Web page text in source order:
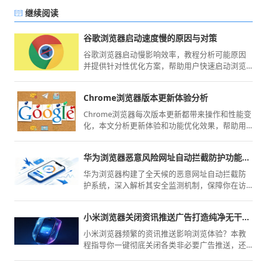
继续阅读
谷歌浏览器启动速度慢的原因与对策
谷歌浏览器启动慢影响效率，教程分析可能原因
并提供针对性优化方案，帮助用户快速启动浏览
Chrome浏览器版本更新体验分析
Chrome浏览器每次版本更新都带来操作和性能变
化，本文分析更新体验和功能优化效果，帮助用
华为浏览器恶意风险网址自动拦截防护功能详解
华为浏览器构建了全天候的恶意网址自动拦截防
护系统，深入解析其安全监测机制，保障你在访
小米浏览器关闭资讯推送广告打造纯净无干扰浏览环境
小米浏览器频繁的资讯推送影响浏览体验？本教
程指导你一键彻底关闭各类非必要广告推送，还